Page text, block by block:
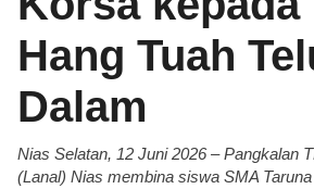
Hang Tuah
Dalam
Nias Selatan, 12 Juni 2026 – Pangkalan
(Lanal) Nias membina siswa SMA